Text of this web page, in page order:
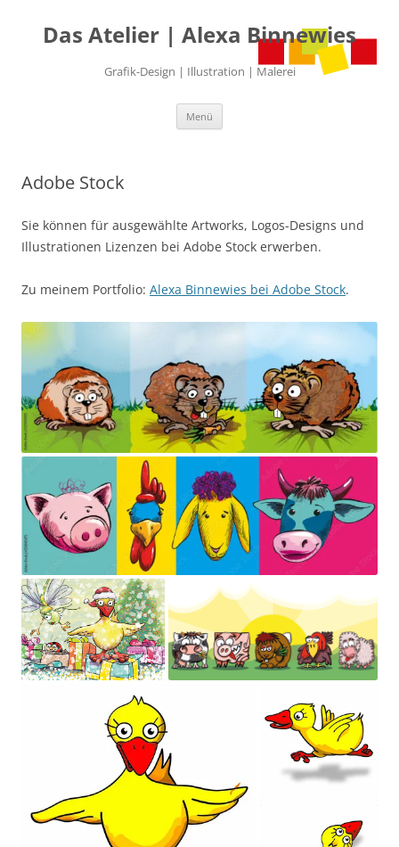
Das Atelier | Alexa Binnewies
Grafik-Design | Illustration | Malerei
Menü
Adobe Stock
Sie können für ausgewählte Artworks, Logos-Designs und
Illustrationen Lizenzen bei Adobe Stock erwerben.
Zu meinem Portfolio: Alexa Binnewies bei Adobe Stock.